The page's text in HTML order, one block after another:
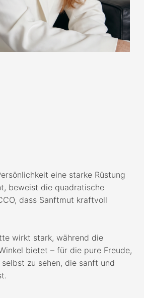
eine starke Rüstung
beweist die quadratische
dass Sanftmut kraftvoll
wirkt stark, während die
bietet – für die pure Freude,
zu sehen, die sanft und